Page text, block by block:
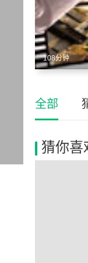
108分钟
全部
猜你喜